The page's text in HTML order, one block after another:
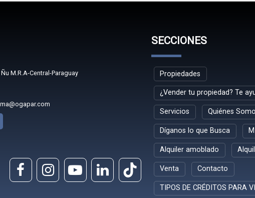
M.R.A-Central-Paraguay
SECCIONES
Propiedades
¿Vender tu propiedad? Te
Servicios Quiénes
Díganos lo que Busca
Alquiler amoblado
Venta Contacto
TIPOS DE CRÉDITOS PARA